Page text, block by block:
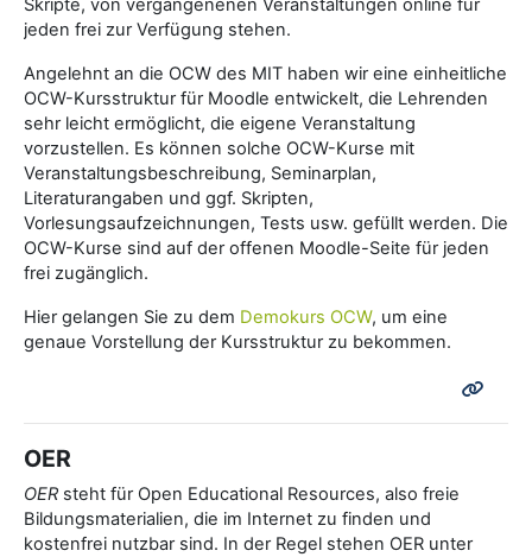
Skripte, von vergangenenen Veranstaltungen online für
jeden frei zur Verfügung stehen.
Angelehnt an die OCW des MIT haben wir eine einheitliche
OCW-Kursstruktur für Moodle entwickelt, die Lehrenden
sehr leicht ermöglicht, die eigene Veranstaltung
vorzustellen. Es können solche OCW-Kurse mit
Veranstaltungsbeschreibung, Seminarplan,
Literaturangaben und ggf. Skripten,
Vorlesungsaufzeichnungen, Tests usw. gefüllt werden. Die
OCW-Kurse sind auf der offenen Moodle-Seite für jeden
frei zugänglich.
Hier gelangen Sie zu dem Demokurs OCW, um eine
genaue Vorstellung der Kursstruktur zu bekommen.
OER
OER steht für Open Educational Resources, also freie
Bildungsmaterialien, die im Internet zu finden und
kostenfrei nutzbar sind. In der Regel stehen OER unter